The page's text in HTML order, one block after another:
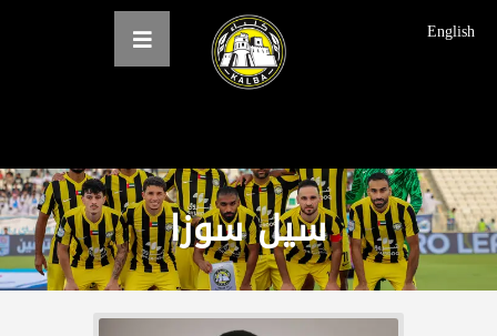
English
سيل سوزا
الرئيسية
عن النادي
فرق النادي
الاخبار